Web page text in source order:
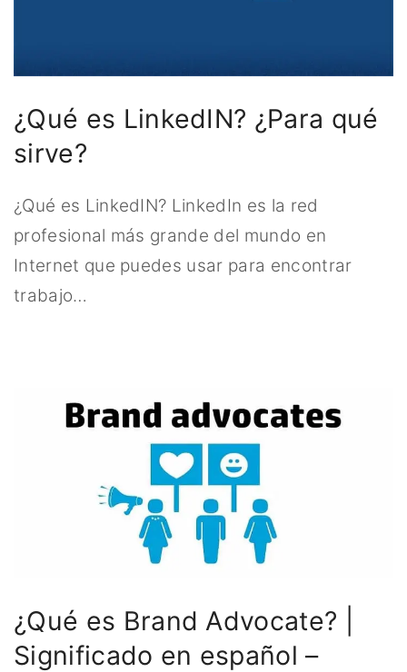
¿Qué es LinkedIN? ¿Para qué
sirve?
¿Qué es LinkedIN? LinkedIn es la red
profesional más grande del mundo en
Internet que puedes usar para encontrar
trabajo…
¿Qué es Brand Advocate? |
Significado en español –